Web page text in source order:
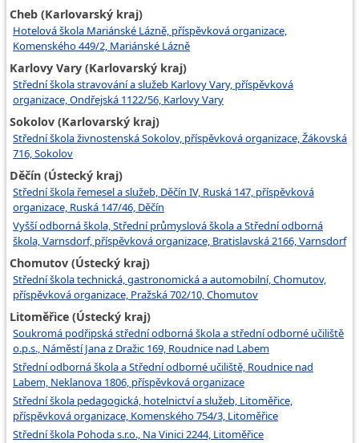
Cheb (Karlovarský kraj)
Hotelová škola Mariánské Lázně, příspěvková organizace,
Komenského 449/2, Mariánské Lázně
Karlovy Vary (Karlovarský kraj)
Střední škola stravování a služeb Karlovy Vary, příspěvková
organizace, Ondřejská 1122/56, Karlovy Vary
Sokolov (Karlovarský kraj)
Střední škola živnostenská Sokolov, příspěvková organizace, Žákovská
716, Sokolov
Děčín (Ústecký kraj)
Střední škola řemesel a služeb, Děčín IV, Ruská 147, příspěvková
organizace, Ruská 147/46, Děčín
Vyšší odborná škola, Střední průmyslová škola a Střední odborná
škola, Varnsdorf, příspěvková organizace, Bratislavská 2166, Varnsdorf
Chomutov (Ústecký kraj)
Střední škola technická, gastronomická a automobilní, Chomutov,
příspěvková organizace, Pražská 702/10, Chomutov
Litoměřice (Ústecký kraj)
Soukromá podřipská střední odborná škola a střední odborné učiliště
o.p.s., Náměstí Jana z Dražic 169, Roudnice nad Labem
Střední odborná škola a Střední odborné učiliště, Roudnice nad
Labem, Neklanova 1806, příspěvková organizace
Střední škola pedagogická, hotelnictví a služeb, Litoměřice,
příspěvková organizace, Komenského 754/3, Litoměřice
Střední škola Pohoda s.r.o., Na Vinici 2244, Litoměřice